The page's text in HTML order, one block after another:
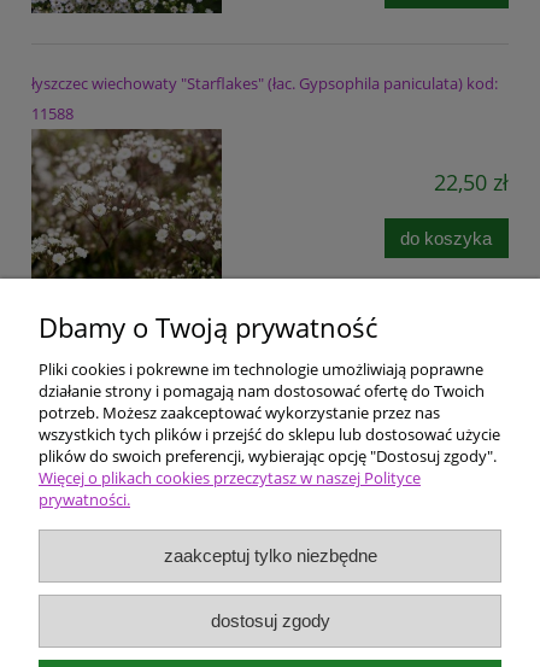
łyszczec wiechowaty "Starflakes" (łac. Gypsophila paniculata) kod:
11588
22,50 zł
do koszyka
Pomoc
Dostawa i płatności
Ceny i rodzaje zakupów
O firmie
Dbamy o Twoją prywatność
Pliki cookies i pokrewne im technologie umożliwiają poprawne
działanie strony i pomagają nam dostosować ofertę do Twoich
potrzeb. Możesz zaakceptować wykorzystanie przez nas
wszystkich tych plików i przejść do sklepu lub dostosować użycie
plików do swoich preferencji, wybierając opcję "Dostosuj zgody".
Więcej o plikach cookies przeczytasz w naszej Polityce
prywatności.
zaakceptuj tylko niezbędne
dostosuj zgody